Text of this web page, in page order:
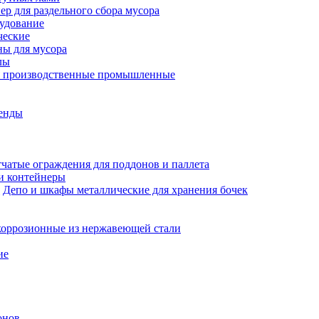
для раздельного сбора мусора
для мусора
производственные промышленные
ограждения для поддонов и паллета
контейнеры
Депо и шкафы металлические для хранения бочек
из нержавеющей стали